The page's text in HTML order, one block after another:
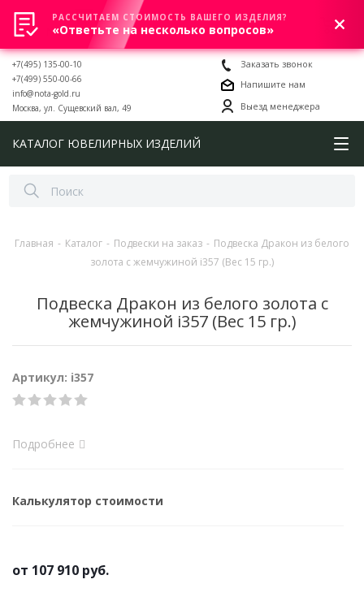
0
+7(495) 135-00-10
+7(499) 550-00-66
info@nota-gold.ru
Москва, ул. Сущевский вал, 49
Заказать звонок
Напишите нам
Выезд менеджера
КАТАЛОГ ЮВЕЛИРНЫХ ИЗДЕЛИЙ
Главная - Каталог - Подвески на заказ - Подвеска Дракон из белого
золота с жемчужиной i357 (Вес 15 гр.)
Подвеска Дракон из белого золота с
жемчужиной i357 (Вес 15 гр.)
Артикул: i357
Подробнее
Калькулятор стоимости
от 107 910 руб.
РАССЧИТАЕМ СТОИМОСТЬ ВАШЕГО ИЗДЕЛИЯ?
«Ответьте на несколько вопросов»